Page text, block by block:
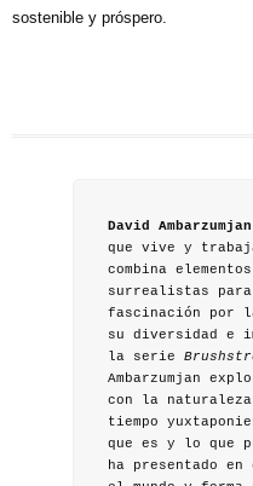
sostenible y próspero.
David Ambarzumjan
que vive y
combina
surrealistas para
fascinación por
su diversidad e
la serie
Ambarzumjan
con la
tiempo
que es y lo que
ha presentado